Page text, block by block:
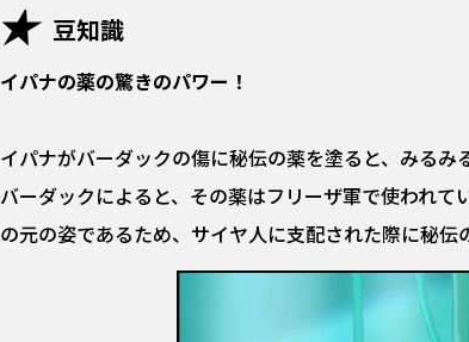
豆知識
イパナの薬の驚きのパワー！
イパナがバーダックの傷に秘伝の薬を塗ると、みるみ
バーダックによると、その薬はフリーザ軍で使われ
の元の姿であるため、サイヤ人に支配された際に秘伝